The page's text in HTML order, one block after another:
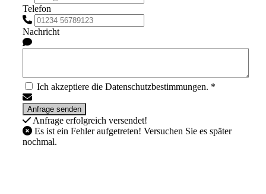
Telefon
Nachricht
Ich akzeptiere die Datenschutzbestimmungen. *
Anfrage erfolgreich versendet!
Es ist ein Fehler aufgetreten! Versuchen Sie es später
nochmal.